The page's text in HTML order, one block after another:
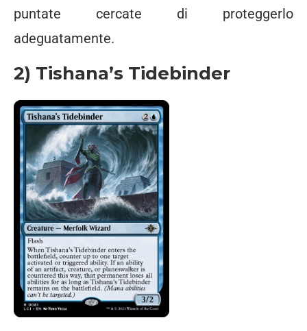
puntate cercate di proteggerlo
adeguatamente.
2) Tishana’s Tidebinder